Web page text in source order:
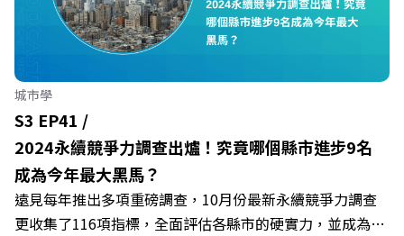
動賽事結合觀光，提供多項旅遊路線及優惠！ 🔺 世壯運主
題曲《敬夢想》強調夢想，展現熱情活力！ 主持人／遠見
雜誌整合傳播部總經理葉陶聖 與談人／雙北世壯運辦公室
主任張勝傑 +++++ 訂《遠見》1年就能擁有時下最新流
行前開式行李箱 👉https://gvmkt.pse.is/6mkhvj
+++++ 關注《遠見》更多的社群： LINE：
https://reurl.cc/A4ELQp IG：https://bit.ly/3AjBWNV
YT：https://bit.ly/38jNi9k FB：http://bit.ly/2mtgGoE
Powered by Firstory Hosting
城市學
S3 EP41 /
2024永續競爭力調查出爐！究竟哪個縣市進步9名
成為今年最大黑馬？
遠見每年推出多項重磅調查，10月份最新永續競爭力調查
更收集了116項指標，全面評估各縣市的硬實力，並成為多